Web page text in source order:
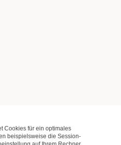
Cookies für ein optimales
beispielsweise die Session-